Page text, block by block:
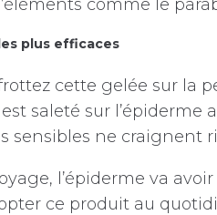
comme le
plus efficaces
cette gelée sur la
saleté sur l’épiderme
sensibles ne craignent
l’épiderme va
ce produit au